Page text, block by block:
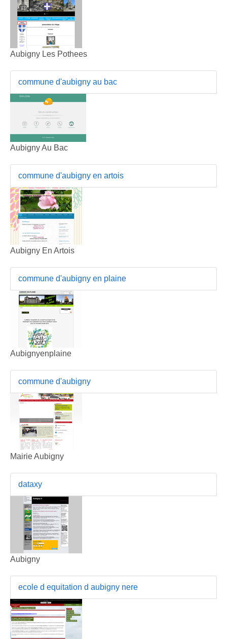
Aubigny Les Pothees
commune d'aubigny au bac
Aubigny Au Bac
commune d'aubigny en artois
Aubigny En Artois
commune d'aubigny en plaine
Aubignyenplaine
commune d'aubigny
Mairie Aubigny
dataxy
Aubigny
ecole d equitation d aubigny nere